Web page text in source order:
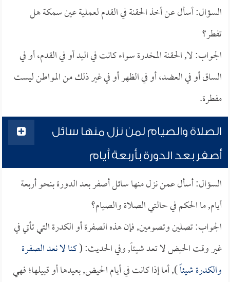
السؤال: أسأل عن أخذ الحقنة في القدم لعملية عين سمكة هل
تفطر؟
الجواب: لا, الحقنة المخدرة سواء كانت في اليد أو في القدم، أو في
الساق أو في العضد، أو في الظهر أو في غير ذلك من المواطن ليست
مفطرة.
الصلاة والصيام لمن نزل منها سائل
أصفر بعد الدورة بأربعة أيام
السؤال: أسأل عمن نزل منها سائل أصفر بعد الدورة بنحو أربعة
أيام, ما الحكم في حالتي الصلاة والصيام؟
الجواب: تصلين وتصومين, فإن هذه الصفرة أو الكدرة التي تأتي في
غير وقت الحيض لا تعد شيئاً, وفي الحديث: (كنا لا نعد الصفرة
والكدرة شيئاً), أما إذا كانت في أيام الحيض, بعيدها أو قبيلها؛ فهي